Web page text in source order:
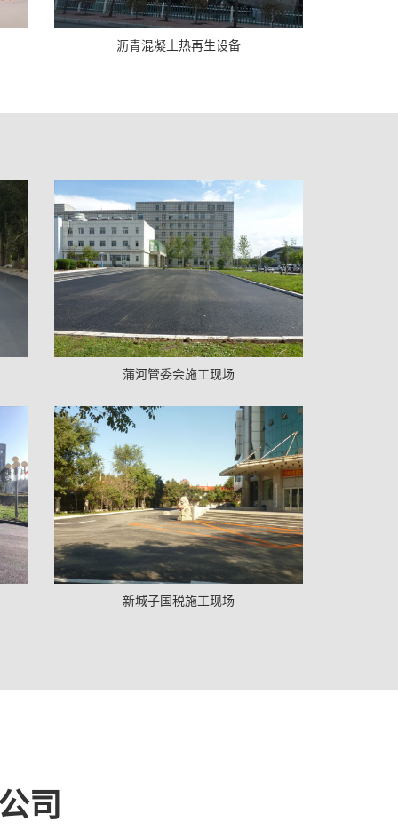
沥青混凝土热再生设备
蒲河管委会施工现场
新城子国税施工现场
司